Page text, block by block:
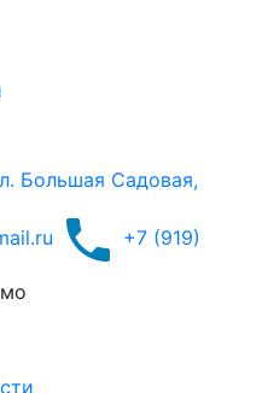
Большая Садовая,
+7 (919)